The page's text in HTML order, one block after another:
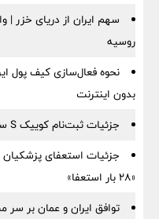
سهم ایران از دریای خزر
روسیه
بدون اینترنت
جزئیات ثبت‌نام کوییک S سایپا از شنبه ۱۷ مرداد + جدول شرایط
جزئیات استعفای
«۲۸ بار استعفا»
توافق ایران و عمان بر سر